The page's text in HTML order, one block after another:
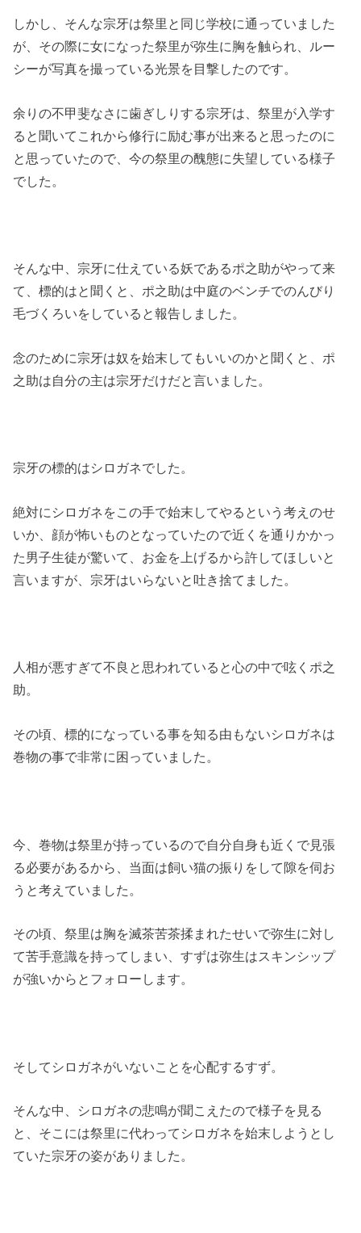
しかし、そんな宗牙は祭里と同じ学校に通っていました
が、その際に女になった祭里が弥生に胸を触られ、ルー
シーが写真を撮っている光景を目撃したのです。
余りの不甲斐なさに歯ぎしりする宗牙は、祭里が入学す
ると聞いてこれから修行に励む事が出来ると思ったのに
と思っていたので、今の祭里の醜態に失望している様子
でした。
そんな中、宗牙に仕えている妖であるポ之助がやって来
て、標的はと聞くと、ポ之助は中庭のベンチでのんびり
毛づくろいをしていると報告しました。
念のために宗牙は奴を始末してもいいのかと聞くと、ポ
之助は自分の主は宗牙だけだと言いました。
宗牙の標的はシロガネでした。
絶対にシロガネをこの手で始末してやるという考えのせ
いか、顔が怖いものとなっていたので近くを通りかかっ
た男子生徒が驚いて、お金を上げるから許してほしいと
言いますが、宗牙はいらないと吐き捨てました。
人相が悪すぎて不良と思われていると心の中で呟くポ之
助。
その頃、標的になっている事を知る由もないシロガネは
巻物の事で非常に困っていました。
今、巻物は祭里が持っているので自分自身も近くで見張
る必要があるから、当面は飼い猫の振りをして隙を伺お
うと考えていました。
その頃、祭里は胸を滅茶苦茶揉まれたせいで弥生に対し
て苦手意識を持ってしまい、すずは弥生はスキンシップ
が強いからとフォローします。
そしてシロガネがいないことを心配するすず。
そんな中、シロガネの悲鳴が聞こえたので様子を見る
と、そこには祭里に代わってシロガネを始末しようとし
ていた宗牙の姿がありました。